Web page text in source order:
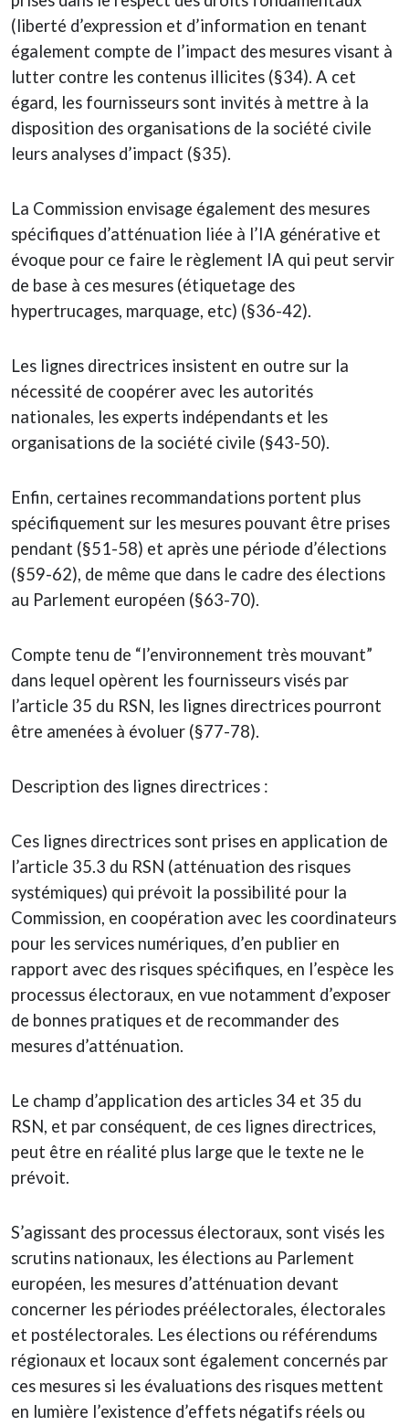
(liberté d’expression et d’information en tenant
également compte de l’impact des mesures visant à
lutter contre les contenus illicites (§34). A cet
égard, les fournisseurs sont invités à mettre à la
disposition des organisations de la société civile
leurs analyses d’impact (§35).
La Commission envisage également des mesures
spécifiques d’atténuation liée à l’IA générative et
évoque pour ce faire le règlement IA qui peut servir
de base à ces mesures (étiquetage des
hypertrucages, marquage, etc) (§36-42).
Les lignes directrices insistent en outre sur la
nécessité de coopérer avec les autorités
nationales, les experts indépendants et les
organisations de la société civile (§43-50).
Enfin, certaines recommandations portent plus
spécifiquement sur les mesures pouvant être prises
pendant (§51-58) et après une période d’élections
(§59-62), de même que dans le cadre des élections
au Parlement européen (§63-70).
Compte tenu de “l’environnement très mouvant”
dans lequel opèrent les fournisseurs visés par
l’article 35 du RSN, les lignes directrices pourront
être amenées à évoluer (§77-78).
Description des lignes directrices :
Ces lignes directrices sont prises en application de
l’article 35.3 du RSN (atténuation des risques
systémiques) qui prévoit la possibilité pour la
Commission, en coopération avec les coordinateurs
pour les services numériques, d’en publier en
rapport avec des risques spécifiques, en l’espèce les
processus électoraux, en vue notamment d’exposer
de bonnes pratiques et de recommander des
mesures d’atténuation.
Le champ d’application des articles 34 et 35 du
RSN, et par conséquent, de ces lignes directrices,
peut être en réalité plus large que le texte ne le
prévoit.
S’agissant des processus électoraux, sont visés les
scrutins nationaux, les élections au Parlement
européen, les mesures d’atténuation devant
concerner les périodes préélectorales, électorales
et postélectorales. Les élections ou référendums
régionaux et locaux sont également concernés par
ces mesures si les évaluations des risques mettent
en lumière l’existence d’effets négatifs réels ou